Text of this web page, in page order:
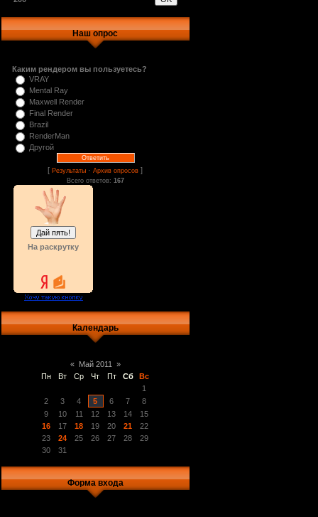
Наш опрос
Каким рендером вы пользуетесь?
VRAY
Mental Ray
Maxwell Render
Final Render
Brazil
RenderMan
Другой
[Результаты ·Архив опросов ]
Всего ответов: 167
На раскрутку
Календарь
« Май 2011
»
Пн
Вт Ср Чт Пт Сб
Вс
1
2
3 4 5 6 7
8
9
10 11 12 13 14
15
16
17 18 19 20 21
22
23
24 25 26 27 28
29
30
31
Форма входа